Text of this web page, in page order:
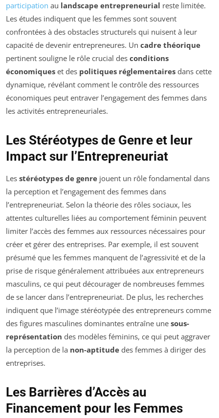
participation au landscape entrepreneurial reste limitée.
Les études indiquent que les femmes sont souvent
confrontées à des obstacles structurels qui nuisent à leur
capacité de devenir entrepreneures. Un cadre théorique
pertinent souligne le rôle crucial des conditions
économiques et des politiques réglementaires dans cette
dynamique, révélant comment le contrôle des ressources
économiques peut entraver l’engagement des femmes dans
les activités entrepreneuriales.
Les Stéréotypes de Genre et leur
Impact sur l’Entrepreneuriat
Les stéréotypes de genre jouent un rôle fondamental dans
la perception et l’engagement des femmes dans
l’entrepreneuriat. Selon la théorie des rôles sociaux, les
attentes culturelles liées au comportement féminin peuvent
limiter l’accès des femmes aux ressources nécessaires pour
créer et gérer des entreprises. Par exemple, il est souvent
présumé que les femmes manquent de l’agressivité et de la
prise de risque généralement attribuées aux entrepreneurs
masculins, ce qui peut décourager de nombreuses femmes
de se lancer dans l’entrepreneuriat. De plus, les recherches
indiquent que l’image stéréotypée des entrepreneurs comme
des figures masculines dominantes entraîne une sous-
représentation des modèles féminins, ce qui peut aggraver
la perception de la non-aptitude des femmes à diriger des
entreprises.
Les Barrières d’Accès au
Financement pour les Femmes